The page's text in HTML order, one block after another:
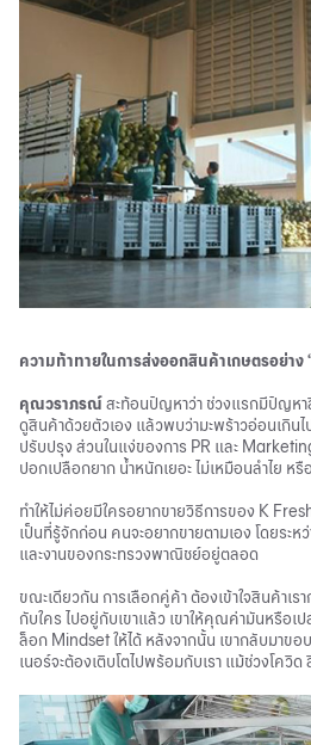
ความท้าทายในการส่งออกสินค้าเกษตรอย่าง
คุณวราภรณ์สะท้อนปัญหาว่า ช่วงแรกมีปัญหา
ดูสินค้าด้วยตัวเอง แล้วพบว่ามะพร้าวอ่อนเกิน
ปรับปรุง ส่วนในแง่ของการ PR และ
ปอกเปลือกยาก น้ำหนักเยอะ ไม่เหมือนลำไย หรื
ทำให้ไม่ค่อยมีใครอยากขายวิธีการของ K
เป็นที่รู้จักก่อน คนจะอยากขายตามเอง โดยระหว่
และงานของกระทรวงพาณิชย์อยู่ตลอด
ขณะเดียวกัน การเลือกคู่ค้า ต้องเข้าใจสินค้าเ
กับใคร ไปอยู่กับเขาแล้ว เขาให้คุณค่ามันหรือเป
ล็อก Mindset ให้ได้ หลังจากนั้น เขากลับมาข
เนอร์จะต้องเติบโตไปพร้อมกับเรา แม้ช่วงโควิ